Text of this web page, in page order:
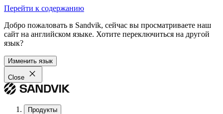
Перейти к содержанию
Добро пожаловать в Sandvik, сейчас вы просматриваете наш
сайт на английском языке. Хотите переключиться на другой
язык?
Изменить язык
Close
Продукты